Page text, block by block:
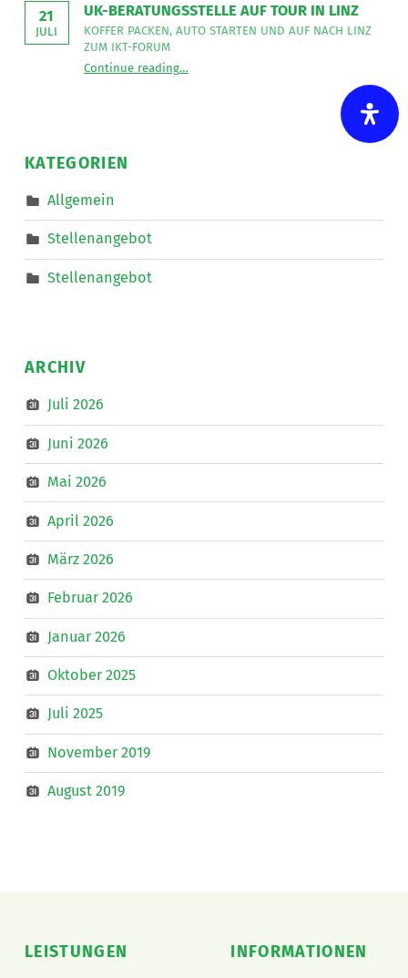
in
Straden
”
21
JULI
UK-BERATUNGSSTELLE AUF TOUR IN LINZ
KOFFER PACKEN, AUTO STARTEN UND AUF NACH LINZ
ZUM IKT-FORUM
Continue readingUK-Beratungsstelle auf Tour in Linz
Koffer
…
KATEGORIEN
Allgemein
Stellenangebot
Stellenangebot
ARCHIV
Juli 2026
Juni 2026
Mai 2026
April 2026
März 2026
Februar 2026
Januar 2026
Oktober 2025
Juli 2025
November 2019
August 2019
LEISTUNGEN INFORMATIONEN